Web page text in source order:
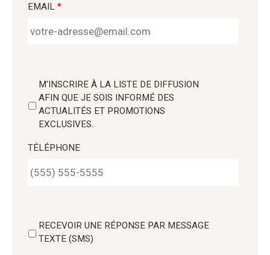
EMAIL *
M'INSCRIRE À LA LISTE DE DIFFUSION
AFIN QUE JE SOIS INFORMÉ DES
ACTUALITÉS ET PROMOTIONS
EXCLUSIVES.
TÉLÉPHONE
RECEVOIR UNE RÉPONSE PAR MESSAGE
TEXTE (SMS)